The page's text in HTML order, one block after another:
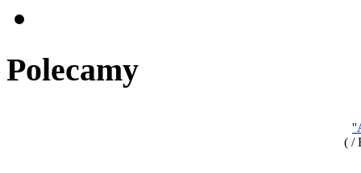
Polecamy
( /